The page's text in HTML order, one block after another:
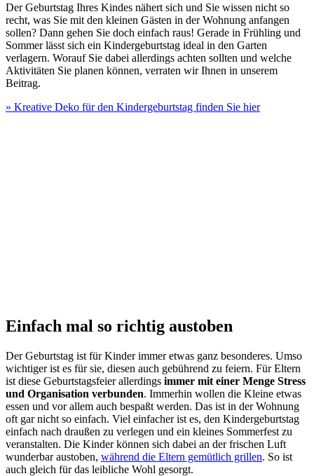
Der Geburtstag Ihres Kindes nähert sich und Sie wissen nicht so
recht, was Sie mit den kleinen Gästen in der Wohnung anfangen
sollen? Dann gehen Sie doch einfach raus! Gerade in Frühling und
Sommer lässt sich ein Kindergeburtstag ideal in den Garten
verlagern. Worauf Sie dabei allerdings achten sollten und welche
Aktivitäten Sie planen können, verraten wir Ihnen in unserem
Beitrag.
» Kreative Deko für den Kindergeburtstag finden Sie hier
Einfach mal so richtig austoben
Der Geburtstag ist für Kinder immer etwas ganz besonderes. Umso
wichtiger ist es für sie, diesen auch gebührend zu feiern. Für Eltern
ist diese Geburtstagsfeier allerdings immer mit einer Menge Stress
und Organisation verbunden. Immerhin wollen die Kleine etwas
essen und vor allem auch bespaßt werden. Das ist in der Wohnung
oft gar nicht so einfach. Viel einfacher ist es, den Kindergeburtstag
einfach nach draußen zu verlegen und ein kleines Sommerfest zu
veranstalten. Die Kinder können sich dabei an der frischen Luft
wunderbar austoben, während die Eltern gemütlich grillen. So ist
auch gleich für das leibliche Wohl gesorgt.